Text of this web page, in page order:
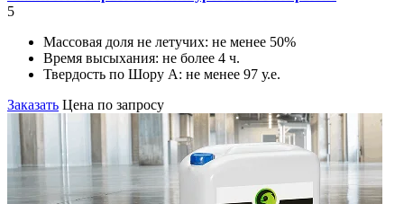
5
Массовая доля не летучих: не менее 50%
Время высыхания: не более 4 ч.
Твердость по Шору А: не менее 97 у.е.
Заказать Цена по запросу